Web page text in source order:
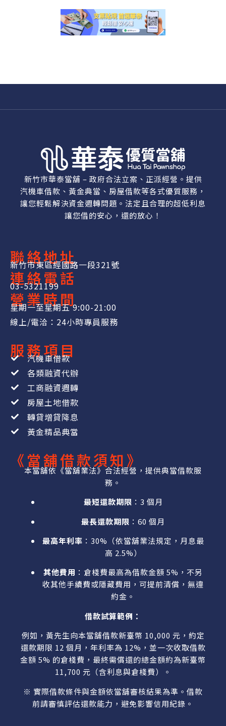
新竹市華泰當舖 – 政府合法立案、正派經營。提供
汽機車借款、黃金典當、房屋借款等各式優質服務，
讓您輕鬆解決資金週轉問題。法定且合理的超低利息
讓您借的安心，還的放心！
聯絡地址
新竹市東區經國路一段321號
連絡電話
03-5321199
營業時間
星期一至星期五 9:00-21:00
線上/電洽：24小時專員服務
服務項目
汽機車借款
各類融資代辦
工商融資週轉
房屋土地借款
轉貸增貸降息
黃金精品典當
《當舖借款須知》
本當舖依《當舖業法》合法經營，提供典當借款服
務。
最短還款期限 ：3 個月
最長還款期限 ：60 個月
最高年利率 ：30%（依當舖業法規定，月息最
高 2.5%）
其他費用 ：倉棧費最高為借款金額 5%，不另
收其他手續費或隱藏費用，可提前清償，無違
約金。
借款試算範例：
例如，黃先生向本當舖借款新臺幣 10,000 元，約定
還款期限 12 個月，年利率為 12%，並一次收取借款
金額 5% 的倉棧費，最終需償還的總金額約為新臺幣
11,700 元（含利息與倉棧費）。
※ 實際借款條件與金額依當舖審核結果為準。借款
前請審慎評估還款能力，避免影響信用紀錄。